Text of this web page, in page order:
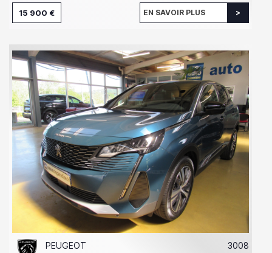
15 900 € EN SAVOIR PLUS
PEUGEOT
3008